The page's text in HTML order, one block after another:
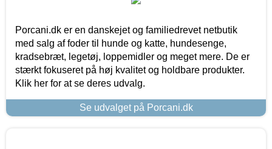
Porcani.dk er en danskejet og familiedrevet netbutik
med salg af foder til hunde og katte, hundesenge,
kradsebræt, legetøj, loppemidler og meget mere. De er
stærkt fokuseret på høj kvalitet og holdbare produkter.
Klik her for at se deres udvalg.
Se udvalget på Porcani.dk